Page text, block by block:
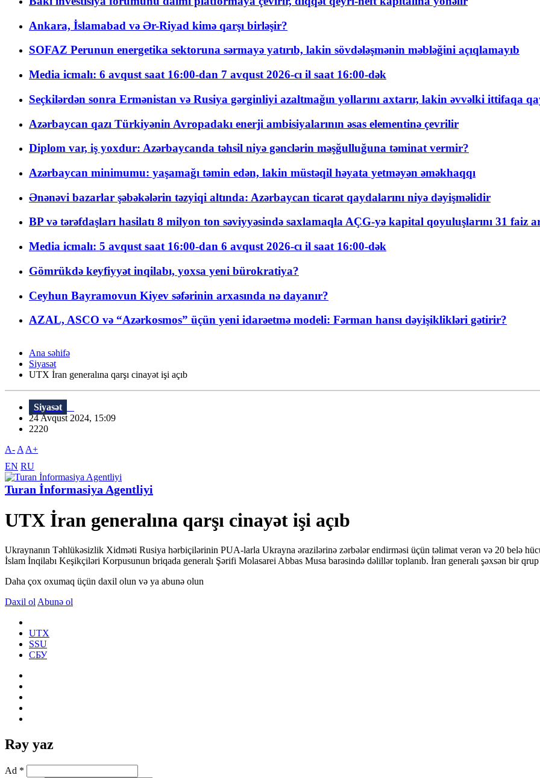
Ankara, İslamabad və Ər-Riyad kimə qarşı birləşir?
SOFAZ Perunun energetika sektoruna sərmayə yatırıb, lakin sövdələşmənin məbləğini açıqlamayıb
Media icmalı: 6 avqust saat 16:00-dan 7 avqust 2026-cı il saat 16:00-dək
Seçkilərdən sonra Ermənistan və Rusiya gərginliyi azaltmağın yollarını axtarır, lakin əvvəlki ittifaqa
Azərbaycan qazı Türkiyənin Avropadakı enerji ambisiyalarının əsas elementinə çevrilir
Diplom var, iş yoxdur: Azərbaycanda təhsil niyə gənclərin məşğulluğuna təminat vermir?
Azərbaycan minimumu: yaşamağı təmin edən, lakin müstəqil həyata yetməyən əməkhaqqı
Ənənəvi bazarlar şəbəkələrin təzyiqi altında: Azərbaycan ticarət qaydalarını niyə dəyişməlidir
BP və tərəfdaşları hasilatı 8 milyon ton səviyyəsində saxlamaqla AÇG-yə kapital qoyuluşlarını 31 faiz
Media icmalı: 5 avqust saat 16:00-dan 6 avqust 2026-cı il saat 16:00-dək
Gömrükdə keyfiyyət inqilabı, yoxsa yeni bürokratiya?
Ceyhun Bayramovun Kiyev səfərinin arxasında nə dayanır?
AZAL, ASCO və “Azərkosmos” üçün yeni idarəetmə modeli: Fərman hansı dəyişiklikləri gətirir?
Ana səhifə
Siyasət
UTX İran generalına qarşı cinayət işi açıb
Siyasət
24 Avqust 2024, 15:09
2220
A- A A+
EN RU
Turan İnformasiya Agentliyi
UTX İran generalına qarşı cinayət işi açıb
Ukraynanın Təhlükəsizlik Xidməti Rusiya hərbiçilərinin PUA-larla Ukrayna ərazilərinə zərbələr endirməsi üçün təlimat verən və 20 belə
İslam İnqilabı Keşikçiləri Korpusunun briqada generalı Şərifi Molasarei Abbas Musa barəsində dəlillər toplanıb. İran generalı şəxsən bir
Daha çox oxumaq üçün daxil olun və ya abunə olun
Daxil ol Abunə ol
UTX
SSU
СБУ
Rəy yaz
Ad *